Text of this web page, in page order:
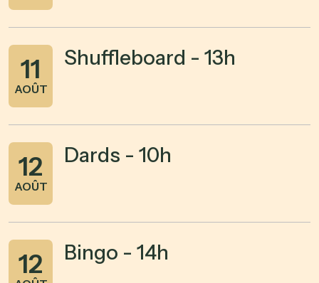
11
AOÛT
Shuffleboard - 13h
12
AOÛT
Dards - 10h
12 Bingo - 14h